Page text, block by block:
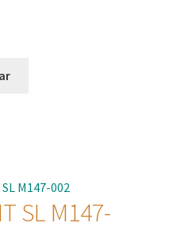
SL M147-